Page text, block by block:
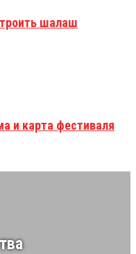
шалаш
и карта фестиваля